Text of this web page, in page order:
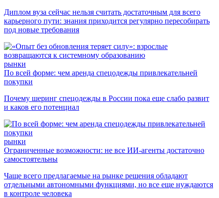
Диплом вуза сейчас нельзя считать достаточным для всего
карьерного пути: знания приходится регулярно пересобирать
под новые требования
рынки
По всей форме: чем аренда спецодежды привлекательней
покупки
Почему шеринг спецодежды в России пока еще слабо развит
и каков его потенциал
рынки
Ограниченные возможности: не все ИИ-агенты достаточно
самостоятельны
Чаще всего предлагаемые на рынке решения обладают
отдельными автономными функциями, но все еще нуждаются
в контроле человека